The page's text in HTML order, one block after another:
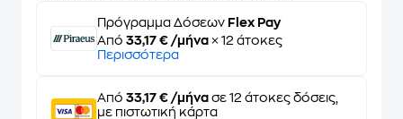
Πρόγραμμα Δόσεων Flex Pay
Από 33,17 € /μήνα × 12 άτοκες
Περισσότερα
Από 33,17 € /μήνα σε 12 άτοκες δόσεις,
με πιστωτική κάρτα